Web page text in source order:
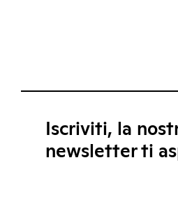
Iscriviti, la
newsletter ti